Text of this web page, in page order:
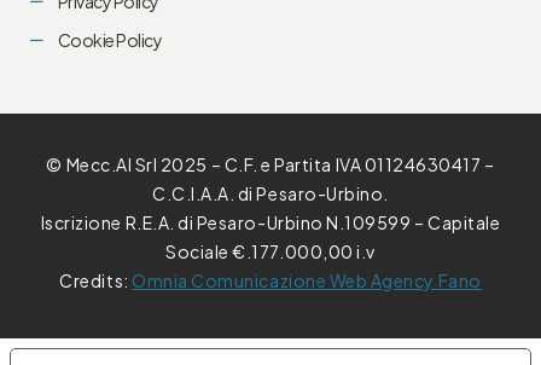
Cookie Policy
© Mecc.Al Srl 2025 – C.F. e Partita IVA 01124630417 –
C.C.I.A.A. di Pesaro-Urbino.
Iscrizione R.E.A. di Pesaro-Urbino N.109599 – Capitale
Sociale €.177.000,00 i.v
Credits: Omnia Comunicazione Web Agency Fano